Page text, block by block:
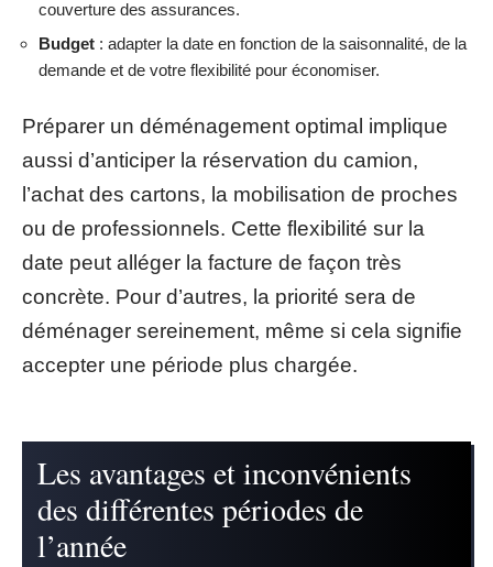
couverture des assurances.
Budget : adapter la date en fonction de la saisonnalité, de la
demande et de votre flexibilité pour économiser.
Préparer un déménagement optimal implique
aussi d’anticiper la réservation du camion,
l’achat des cartons, la mobilisation de proches
ou de professionnels. Cette flexibilité sur la
date peut alléger la facture de façon très
concrète. Pour d’autres, la priorité sera de
déménager sereinement, même si cela signifie
accepter une période plus chargée.
Les avantages et inconvénients
des différentes périodes de
l’année